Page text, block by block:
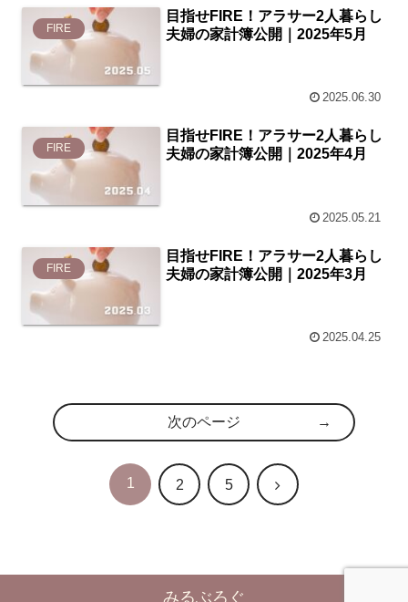
FIRE
目指せFIRE！アラサー2人暮らし
夫婦の家計簿公開｜2025年5月
2025.06.30
FIRE
目指せFIRE！アラサー2人暮らし
夫婦の家計簿公開｜2025年4月
2025.05.21
FIRE
目指せFIRE！アラサー2人暮らし
夫婦の家計簿公開｜2025年3月
2025.04.25
次のページ
1 2 5 次
みるぶろぐ